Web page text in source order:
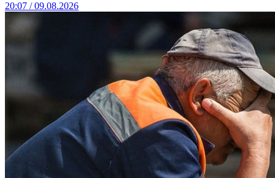
20:07 / 09.08.2026